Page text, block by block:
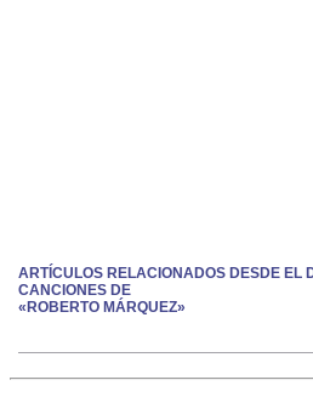
ARTÍCULOS RELACIONADOS DESDE EL
CANCIONES DE
«ROBERTO MÁRQUEZ»